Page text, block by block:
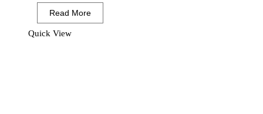
Isolerad
Hybridjacka
mängd
Read More
Quick View